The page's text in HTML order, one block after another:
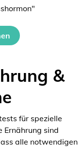
&
für spezielle
Ernährung sind
alle notwendigen